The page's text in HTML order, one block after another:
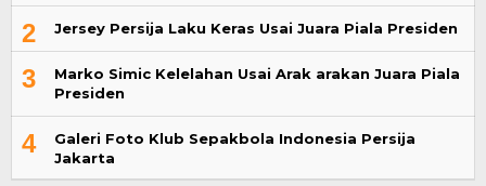
2 Jersey Persija Laku Keras Usai Juara Piala Presiden
3
Marko Simic Kelelahan Usai Arak arakan Juara Piala
Presiden
4
Galeri Foto Klub Sepakbola Indonesia Persija
Jakarta